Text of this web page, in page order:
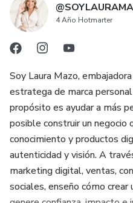
4 Año Hotmarter
Soy Laura Mazo,
estratega de marca
propósito es ayudar a más
posible construir un
conocimiento y productos
autenticidad y visión. A
marketing digital, ventas,
sociales, enseño cómo crear